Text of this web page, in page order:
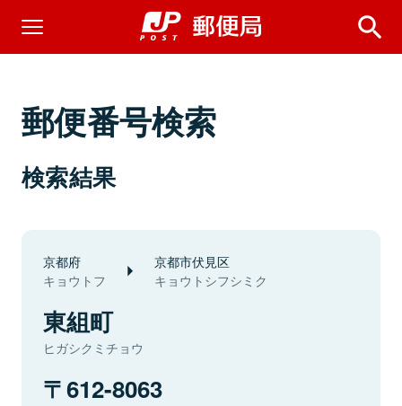
郵便番号検索
検索結果
京都府
キョウトフ
京都市伏見区
キョウトシフシミク
東組町
ヒガシクミチョウ
612-8063